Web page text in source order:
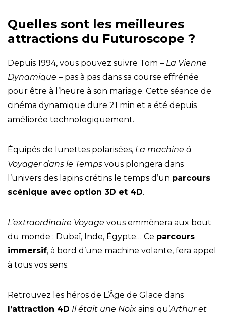
Quelles sont les meilleures
attractions du Futuroscope ?
Depuis 1994, vous pouvez suivre Tom – La Vienne
Dynamique – pas à pas dans sa course effrénée
pour être à l’heure à son mariage. Cette séance de
cinéma dynamique dure 21 min et a été depuis
améliorée technologiquement.
Équipés de lunettes polarisées, La machine à
Voyager dans le Temps vous plongera dans
l’univers des lapins crétins le temps d’un parcours
scénique avec option 3D et 4D.
L’extraordinaire Voyage vous emmènera aux bout
du monde : Dubaï, Inde, Égypte… Ce parcours
immersif, à bord d’une machine volante, fera appel
à tous vos sens.
Retrouvez les héros de L’Âge de Glace dans
l’attraction 4D Il était une Noix ainsi qu’Arthur et